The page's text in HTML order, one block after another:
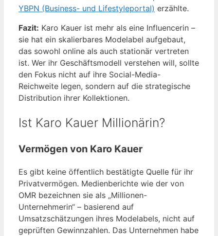
YBPN (Business- und Lifestyleportal) erzählte.
Fazit: Karo Kauer ist mehr als eine Influencerin –
sie hat ein skalierbares Modelabel aufgebaut,
das sowohl online als auch stationär vertreten
ist. Wer ihr Geschäftsmodell verstehen will, sollte
den Fokus nicht auf ihre Social-Media-
Reichweite legen, sondern auf die strategische
Distribution ihrer Kollektionen.
Ist Karo Kauer Millionärin?
Vermögen von Karo Kauer
Es gibt keine öffentlich bestätigte Quelle für ihr
Privatvermögen. Medienberichte wie der von
OMR bezeichnen sie als „Millionen-
Unternehmerin“ – basierend auf
Umsatzschätzungen ihres Modelabels, nicht auf
geprüften Gewinnzahlen. Das Unternehmen habe